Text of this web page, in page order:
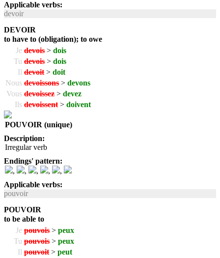
Applicable verbs:
devoir
DEVOIR
to have to (obligation); to owe
Je devois > dois
Tu devois > dois
Il devoit > doit
Nous devoissons > devons
Vous devoissez > devez
Ils devoissent > doivent
POUVOIR (unique)
Description:
Irregular verb
Endings' pattern:
,
, , ,
,
Applicable verbs:
pouvoir
POUVOIR
to be able to
Je pouvois > peux
Tu pouvois > peux
Il pouvoit > peut